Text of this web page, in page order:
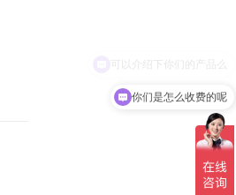
你们是怎么收费的呢